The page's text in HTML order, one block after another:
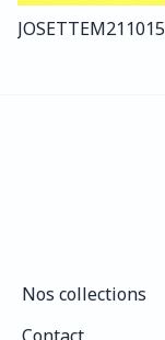
JOSETTEM211015
Nos collections